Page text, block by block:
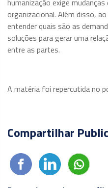
humanização exige
organizacional. Além disso,
entender quais são as
soluções para gerar uma
entre as partes.
A matéria foi repercutida no
Compartilhar